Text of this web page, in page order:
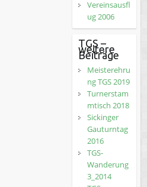
Vereinsausfl
ug 2006
TGS –
weitere
Beiträge
Meisterehru
ng TGS 2019
Turnerstam
mtisch 2018
Sickinger
Gauturntag
2016
TGS-
Wanderung
3_2014